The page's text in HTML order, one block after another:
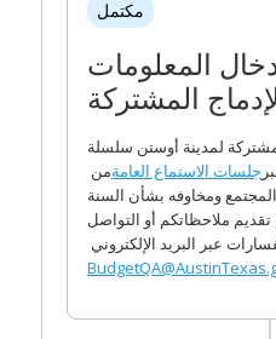
مكتمل
المعلومات
المشتركة
لمدينة أوستن سلسلة
منجلسات الاستماع العامة
المجتمع ومخاوفه بشأن السنة
2025. يمكنكم تقديم ملاحظاتكم أو التواصل
عبر البريد الإلكتروني